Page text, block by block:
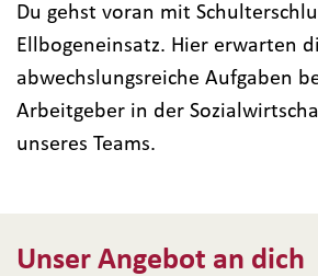
Du gehst voran mit
Ellbogeneinsatz. Hier erwarten
abwechslungsreiche Aufgaben
Arbeitgeber in der
unseres Teams.
Unser Angebot an dich